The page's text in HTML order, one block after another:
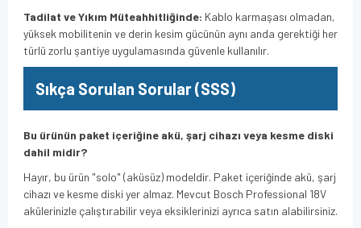
Tadilat ve Yıkım Müteahhitliğinde: Kablo karmaşası olmadan,
yüksek mobilitenin ve derin kesim gücünün aynı anda gerektiği her
türlü zorlu şantiye uygulamasında güvenle kullanılır.
Sıkça Sorulan Sorular (SSS)
Bu ürünün paket içeriğine akü, şarj cihazı veya kesme diski
dahil midir?
Hayır, bu ürün "solo" (aküsüz) modeldir. Paket içeriğinde akü, şarj
cihazı ve kesme diski yer almaz. Mevcut Bosch Professional 18V
akülerinizle çalıştırabilir veya eksiklerinizi ayrıca satın alabilirsiniz.